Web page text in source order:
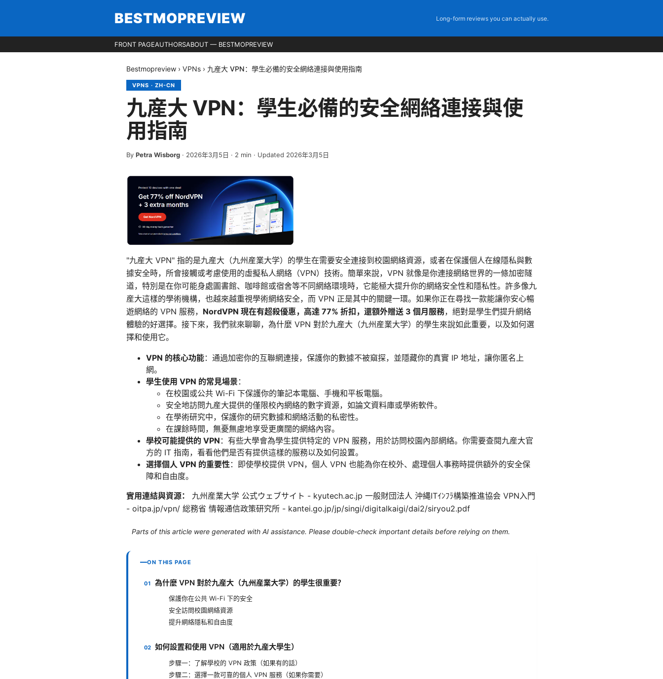
BESTMOPREVIEW Long-form reviews you can actually use.
FRONT PAGEAUTHORSABOUT — BESTMOPREVIEW
Bestmopreview › VPNs › 九産大 VPN：學生必備的安全網絡連接與使用指南
VPNS · ZH-CN
九産大 VPN：學生必備的安全網絡連接與使
用指南
By Petra Wisborg · 2026年3月5日 · 2 min · Updated 2026年3月5日
"九産大 VPN" 指的是九産大（九州産業大学）的學生在需要安全連接到校園網絡資源，或者在保護個人在線隱私與數
據安全時，所會接觸或考慮使用的虛擬私人網絡（VPN）技術。簡單來說，VPN 就像是你連接網絡世界的一條加密隧
道，特別是在你可能身處圖書館、咖啡館或宿舍等不同網絡環境時，它能極大提升你的網絡安全性和隱私性。許多像九
産大這樣的學術機構，也越來越重視學術網絡安全，而 VPN 正是其中的關鍵一環。如果你正在尋找一款能讓你安心暢
遊網絡的 VPN 服務， NordVPN 現在有超殺優惠，高達 77% 折扣，還額外贈送 3 個月服務，絕對是學生們提升網絡
體驗的好選擇。接下來，我們就來聊聊，為什麼 VPN 對於九産大（九州産業大学）的學生來說如此重要，以及如何選
擇和使用它。
VPN 的核心功能：通過加密你的互聯網連接，保護你的數據不被窺探，並隱藏你的真實 IP 地址，讓你匿名上
網。
學生使用 VPN 的常見場景 ：
在校園或公共 Wi-Fi 下保護你的筆記本電腦、手機和平板電腦。
安全地訪問九産大提供的僅限校內網絡的數字資源，如論文資料庫或學術軟件。
在學術研究中，保護你的研究數據和網絡活動的私密性。
在課餘時間，無憂無慮地享受更廣闊的網絡內容。
學校可能提供的 VPN ：有些大學會為學生提供特定的 VPN 服務，用於訪問校園內部網絡。你需要查閱九産大官
方的 IT 指南，看看他們是否有提供這樣的服務以及如何設置。
選擇個人 VPN 的重要性：即使學校提供 VPN，個人 VPN 也能為你在校外、處理個人事務時提供額外的安全保
障和自由度。
實用連結與資源：
九州産業大学 公式ウェブサイト - kyutech.ac.jp 一般財団法人 沖縄ITｲﾝﾌﾗ構築推進協会 VPN入門
- oitpa.jp/vpn/ 総務省 情報通信政策研究所 - kantei.go.jp/jp/singi/digitalkaigi/dai2/siryou2.pdf
Parts of this article were generated with AI assistance. Please double-check important details before relying on them.
ON THIS PAGE
為什麼 VPN 對於九産大（九州産業大学）的學生很重要？
保護你在公共 Wi-Fi 下的安全
安全訪問校園網絡資源
提升網絡隱私和自由度
如何設置和使用 VPN（適用於九産大學生）
步驟一：了解學校的 VPN 政策（如果有的話）
步驟二：選擇一款可靠的個人 VPN 服務（如果你需要）